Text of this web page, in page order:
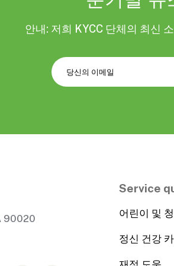
안내: 저희 KYCC 단체의 최신
90020
Service
어린이 및
정신 건강